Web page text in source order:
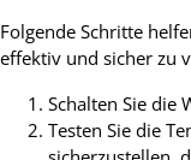
Folgende Schritte
effektiv und sicher zu
Schalten Sie die
Testen Sie die